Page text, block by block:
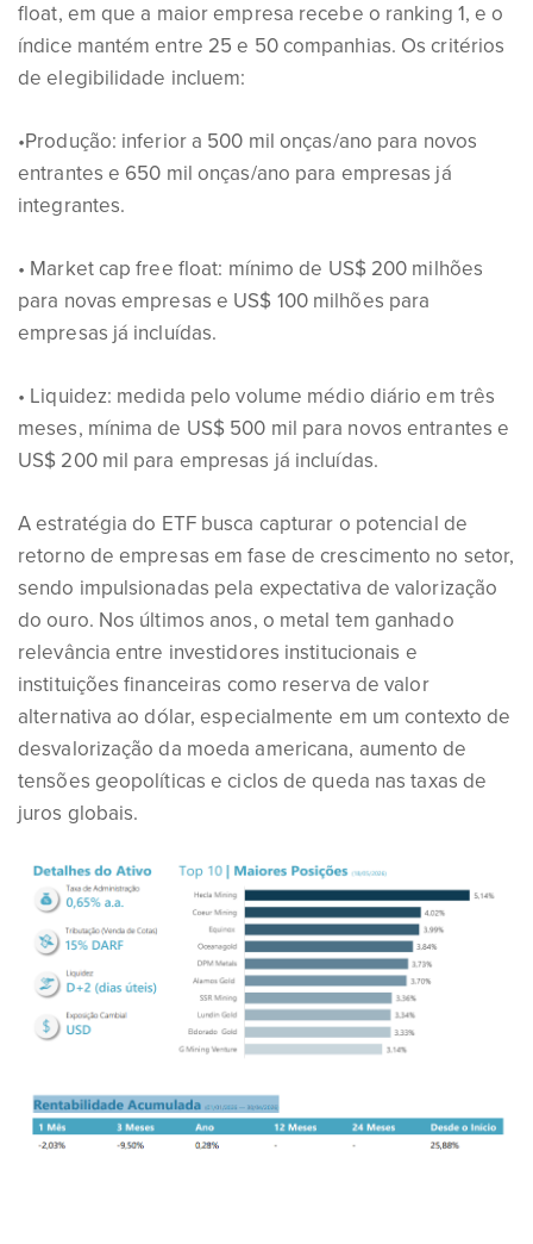
float, em que a maior empresa recebe o ranking 1, e o
índice mantém entre 25 e 50 companhias. Os critérios
de elegibilidade incluem:
•Produção: inferior a 500 mil onças/ano para novos
entrantes e 650 mil onças/ano para empresas já
integrantes.
• Market cap free float: mínimo de US$ 200 milhões
para novas empresas e US$ 100 milhões para
empresas já incluídas.
• Liquidez: medida pelo volume médio diário em três
meses, mínima de US$ 500 mil para novos entrantes e
US$ 200 mil para empresas já incluídas.
A estratégia do ETF busca capturar o potencial de
retorno de empresas em fase de crescimento no setor,
sendo impulsionadas pela expectativa de valorização
do ouro. Nos últimos anos, o metal tem ganhado
relevância entre investidores institucionais e
instituições financeiras como reserva de valor
alternativa ao dólar, especialmente em um contexto de
desvalorização da moeda americana, aumento de
tensões geopolíticas e ciclos de queda nas taxas de
juros globais.